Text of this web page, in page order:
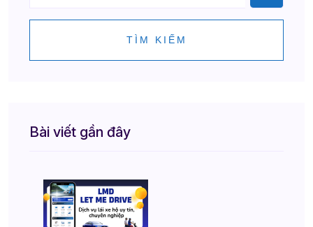
TÌM KIẾM
Bài viết gần đây